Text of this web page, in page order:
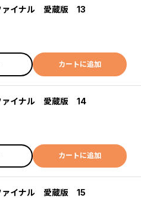
ァイナル 愛蔵版 13
カートに追加
ァイナル 愛蔵版 14
カートに追加
ァイナル 愛蔵版 15